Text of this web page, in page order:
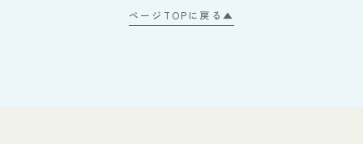
ページTOPに戻る▲